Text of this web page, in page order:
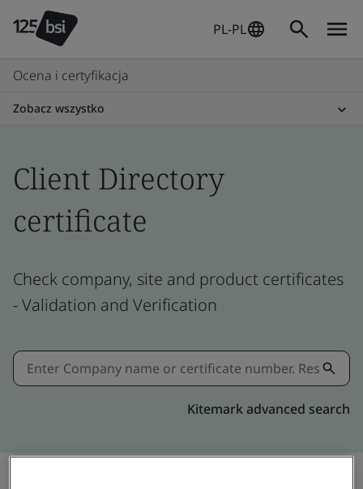
PL-PL
Ocena i certyfikacja
Zobacz wszystko
Client Directory
certificate
Check company, site and product certificates
- Validation and Verification
Kitemark advanced search